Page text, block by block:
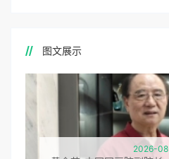
图文展示
2026-